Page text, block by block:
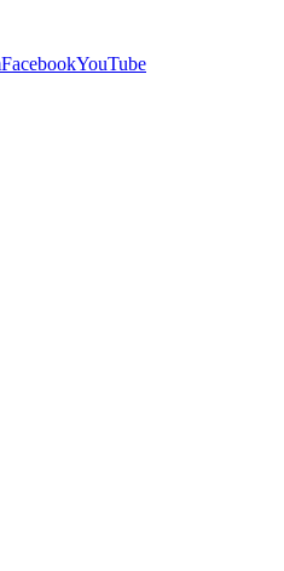
FacebookYouTube